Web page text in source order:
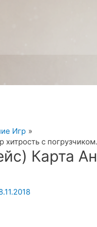
Игр
хитрость с погрузчиком.
Карта